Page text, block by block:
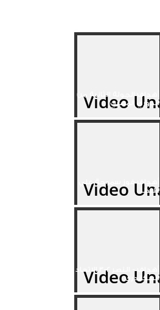
أهداف الجولة الثانية من
الدوري المصري
أهداف فوز سموحة علي
طنطا
أهداف - النصر 2-3 الاتحاد
السكندري